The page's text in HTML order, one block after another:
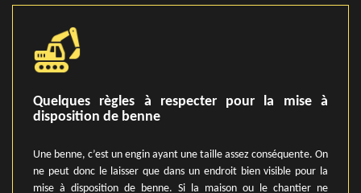
Quelques règles à respecter pour la mise à
disposition de benne
Une benne, c’est un engin ayant une taille assez conséquente. On
ne peut donc le laisser que dans un endroit bien visible pour la
mise à disposition de benne. Si la maison ou le chantier ne